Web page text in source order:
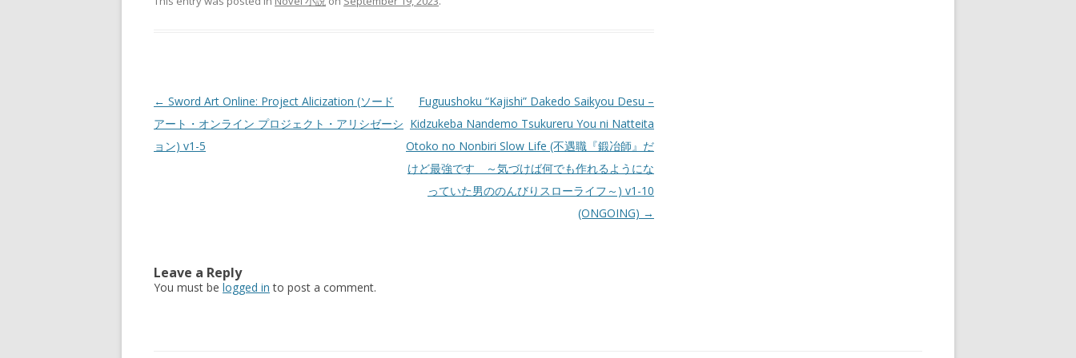
Post
navigation
← Sword Art Online: Project Alicization (ソード
アート・オンライン プロジェクト・アリシゼーシ
ョン) v1-5
Fuguushoku “Kajishi” Dakedo Saikyou Desu –
Kidzukeba Nandemo Tsukureru You ni Natteita
Otoko no Nonbiri Slow Life (不遇職『鍛冶師』だ
けど最強です ～気づけば何でも作れるようにな
っていた男ののんびりスローライフ～) v1-10
(ONGOING) →
Leave a Reply
You must be logged in to post a comment.